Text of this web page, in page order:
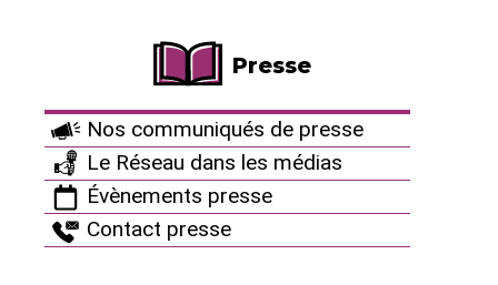
Presse
Nos communiqués de presse
Le Réseau dans les médias
Évènements presse
Contact presse
Culture antinucléaire
La playlist antinucléaire
Archives : Des artistes avec nous
Restez connectés !